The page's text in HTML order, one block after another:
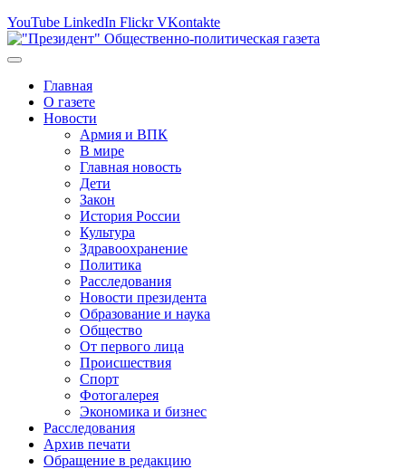
YouTube LinkedIn Flickr VKontakte
Главная
О газете
Новости
Армия и ВПК
В мире
Главная новость
Дети
Закон
История России
Культура
Здравоохранение
Политика
Расследования
Новости президента
Образование и наука
Общество
От первого лица
Происшествия
Спорт
Фотогалерея
Экономика и бизнес
Расследования
Архив печати
Обращение в редакцию